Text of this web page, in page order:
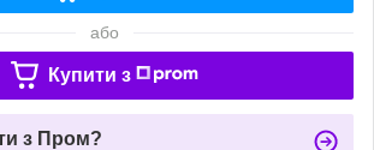
або
Купити з
з Пром?